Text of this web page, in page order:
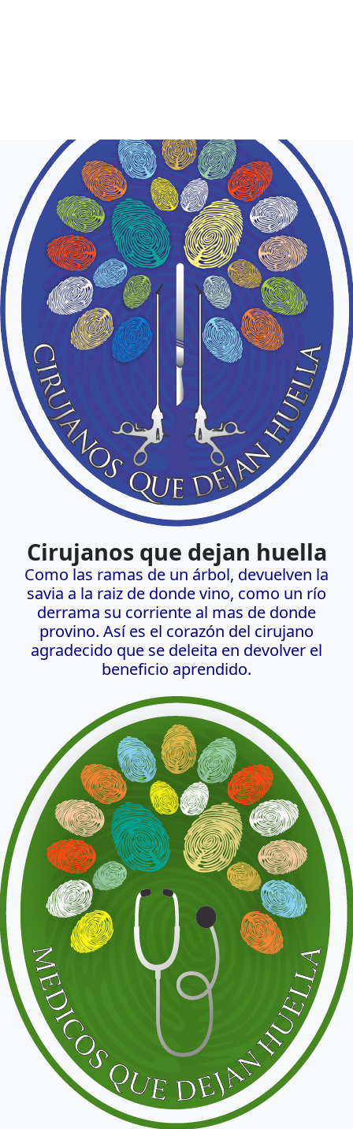
Cirujanos que dejan huella
Como las ramas de un árbol, devuelven la
savia a la raiz de donde vino, como un río
derrama su corriente al mas de donde
provino. Así es el corazón del cirujano
agradecido que se deleita en devolver el
beneficio aprendido.